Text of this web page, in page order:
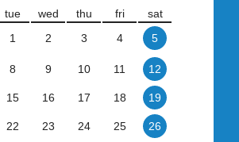
tue wed thu fri
sat
1
2 3 4 5
8 9 10 11 12
15 16 17 18 19
22 23 24 25 26